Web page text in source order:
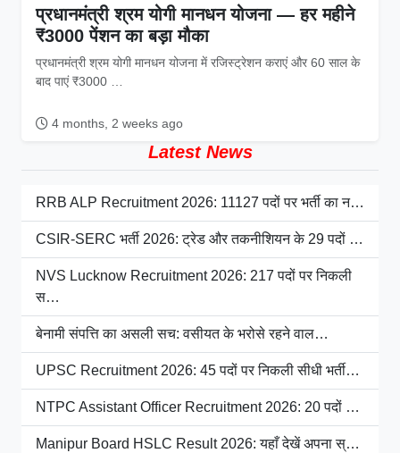
प्रधानमंत्री श्रम योगी मानधन योजना — हर महीने
₹3000 पेंशन का बड़ा मौका
प्रधानमंत्री श्रम योगी मानधन योजना में रजिस्ट्रेशन कराएं और 60 साल के
बाद पाएं ₹3000 …
4 months, 2 weeks ago
Latest News
RRB ALP Recruitment 2026: 11127 पदों पर भर्ती का न…
CSIR-SERC भर्ती 2026: ट्रेड और तकनीशियन के 29 पदों …
NVS Lucknow Recruitment 2026: 217 पदों पर निकली
स…
बेनामी संपत्ति का असली सच: वसीयत के भरोसे रहने वाल…
UPSC Recruitment 2026: 45 पदों पर निकली सीधी भर्ती…
NTPC Assistant Officer Recruitment 2026: 20 पदों …
Manipur Board HSLC Result 2026: यहाँ देखें अपना स्…